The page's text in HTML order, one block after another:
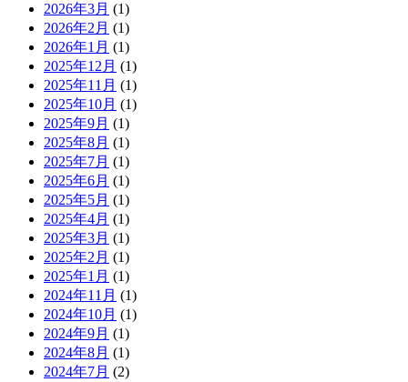
2026年3月 (1)
2026年2月 (1)
2026年1月 (1)
2025年12月 (1)
2025年11月 (1)
2025年10月 (1)
2025年9月 (1)
2025年8月 (1)
2025年7月 (1)
2025年6月 (1)
2025年5月 (1)
2025年4月 (1)
2025年3月 (1)
2025年2月 (1)
2025年1月 (1)
2024年11月 (1)
2024年10月 (1)
2024年9月 (1)
2024年8月 (1)
2024年7月 (2)